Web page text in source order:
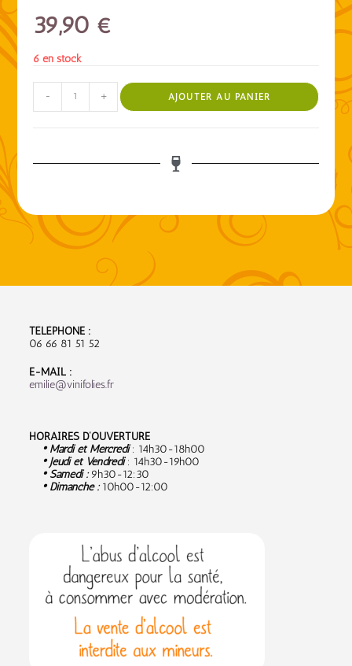
39,90 €
6 en stock
- + AJOUTER AU PANIER
TÉLÉPHONE :
06 66 81 51 52
E-MAIL :
emilie@vinifolies.fr
HORAIRES D’OUVERTURE
• Mardi et Mercredi: 14h30-18h00
• Jeudi et Vendredi: 14h30-19h00
• Samedi :9h30-12:30
• Dimanche :10h00-12:00